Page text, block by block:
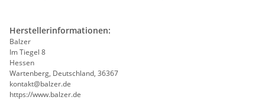
Herstellerinformationen:
Balzer
Im Tiegel 8
Hessen
Wartenberg, Deutschland, 36367
kontakt@balzer.de
https://www.balzer.de